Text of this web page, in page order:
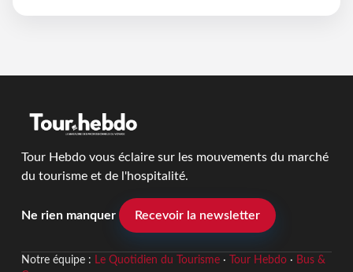
Tour Hebdo vous éclaire sur les mouvements du marché
du tourisme et de l'hospitalité.
Ne rien manquer Recevoir la newsletter
Notre équipe : Le Quotidien du Tourisme· Tour Hebdo· Bus &